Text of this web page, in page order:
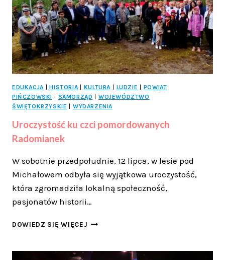
KIELCACH!
EDUKACJA HISTORIA KULTURA LUDZIE
POWIAT
PIŃCZOWSKI
SAMORZĄD
WOJEWÓDZTWO
ŚWIĘTOKRZYSKIE
WYDARZENIA
Uroczystość ku czci pomordowanych
Radomianek
W sobotnie przedpołudnie, 12 lipca, w lesie pod
Michałowem odbyła się wyjątkowa uroczystość,
która zgromadziła lokalną społeczność,
pasjonatów historii…
DOWIEDZ SIĘ WIĘCEJ UROCZYSTOŚĆ
POMORDOWANYCH